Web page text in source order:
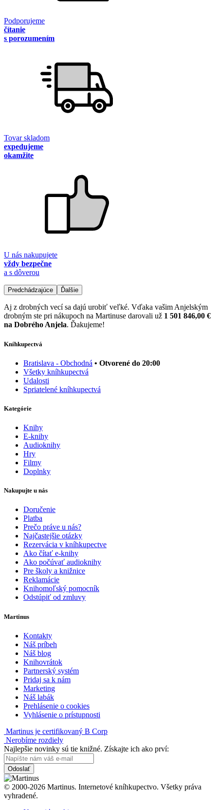
Podporujeme
čítanie
s porozumením
Tovar skladom
expedujeme
okamžite
U nás nakupujete
vždy bezpečne
a s dôverou
Predchádzajúce Ďalšie
Aj z drobných vecí sa dajú urobiť veľké. Vďaka vašim Anjelským
drobným ste pri nákupoch na Martinuse darovali už 1 501 846,00 €
na Dobrého Anjela. Ďakujeme!
Kníhkupectvá
Bratislava - Obchodná • Otvorené do 20:00
Všetky kníhkupectvá
Udalosti
Spriatelené kníhkupectvá
Kategórie
Knihy
E-knihy
Audioknihy
Hry
Filmy
Doplnky
Nakupujte u nás
Doručenie
Platba
Prečo práve u nás?
Najčastejšie otázky
Rezervácia v kníhkupectve
Ako čítať e-knihy
Ako počúvať audioknihy
Pre školy a knižnice
Reklamácie
Knihomoľský pomocník
Odstúpiť od zmluvy
Martinus
Kontakty
Náš príbeh
Náš blog
Knihovrátok
Partnerský systém
Pridaj sa k nám
Marketing
Náš labák
Prehlásenie o cookies
Vyhlásenie o prístupnosti
Martinus je certifikovaný B Corp
Nerobíme rozdiely
Najlepšie novinky sú tie knižné. Získajte ich ako prví:
Odoslať
© 2000-2026 Martinus. Internetové kníhkupectvo. Všetky práva
vyhradené.